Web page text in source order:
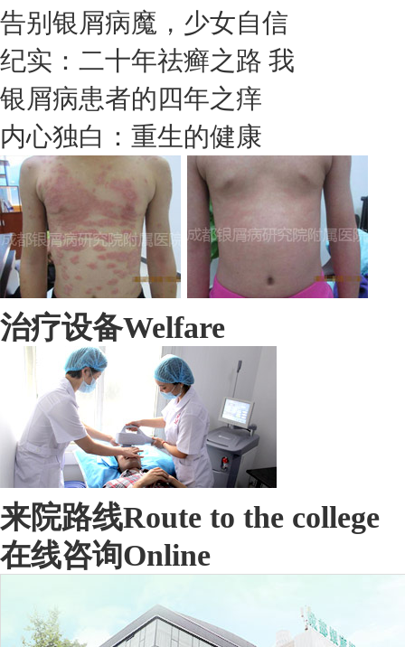
告别银屑病魔，少女自信
纪实：二十年祛癣之路 我
银屑病患者的四年之痒
内心独白：重生的健康
治疗设备Welfare
来院路线Route to the college
在线咨询Online